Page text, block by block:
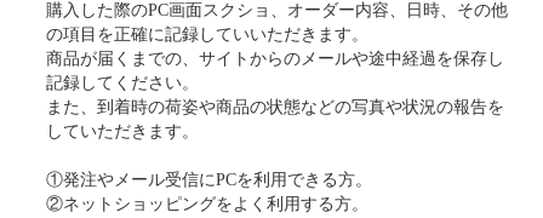
購入した際のPC画面スクショ、オーダー内容、日時、その他
の項目を正確に記録していいただきます。
商品が届くまでの、サイトからのメールや途中経過を保存し
記録してください。
また、到着時の荷姿や商品の状態などの写真や状況の報告を
していただきます。
①発注やメール受信にPCを利用できる方。
②ネットショッピングをよく利用する方。